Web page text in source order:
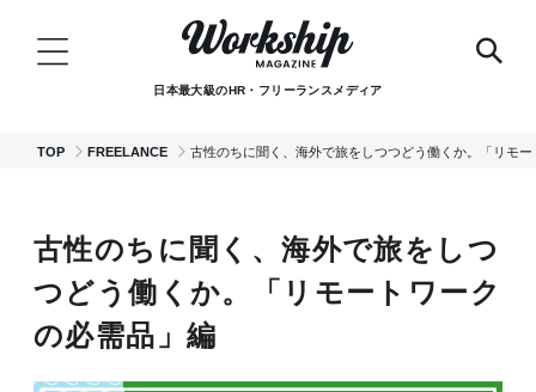
日本最大級のHR・フリーランスメディア
TOP FREELANCE 古性のちに聞く、海外で旅をしつつどう働くか。「リモ
古性のちに聞く、海外で旅をしつ
つどう働くか。「リモートワーク
の必需品」編